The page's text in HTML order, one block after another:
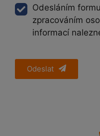
Odesláním
zpracováním
informací
Odeslat